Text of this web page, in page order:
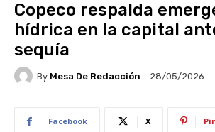
Copeco respalda
hídrica en la capital
sequía
By Mesa De Redacción 28/05/2026
Facebook X